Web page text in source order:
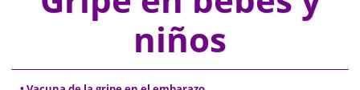
niños